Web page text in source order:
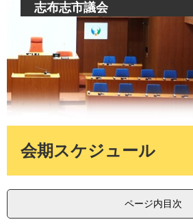
志布志市議会
会期スケジュール
ページ内目次